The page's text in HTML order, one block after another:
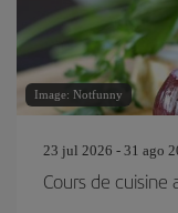
Image: Notfunny
23 jul 2026 - 31 ago
Cours de cuisine